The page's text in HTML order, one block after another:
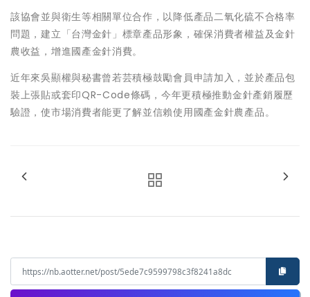
該協會並與衛生等相關單位合作，以降低產品二氧化硫不合格率
問題，建立「台灣金針」標章產品形象，確保消費者權益及金針
農收益，增進國產金針消費。
近年來吳顯權與秘書曾若芸積極鼓勵會員申請加入，並於產品包
裝上張貼或套印QR-Code條碼，今年更積極推動金針產銷履歷
驗證，使市場消費者能更了解並信賴使用國產金針農產品。